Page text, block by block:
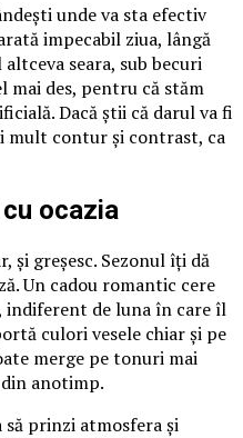
unde va sta efectiv
impecabil ziua, lângă
seara, sub becuri
mai des, pentru că stăm
Dacă știi că darul va fi
mult contur și contrast, ca
ocazia
și greșesc. Sezonul îți dă
Un cadou romantic cere
indiferent de luna în care îl
culori vesele chiar și pe
merge pe tonuri mai
din anotimp.
prinzi atmosfera și